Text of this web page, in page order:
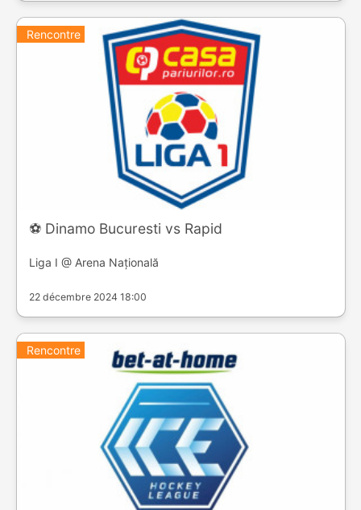
Rencontre
⚽️ Dinamo Bucuresti vs Rapid
Liga I @ Arena Națională
22 décembre 2024 18:00
Rencontre